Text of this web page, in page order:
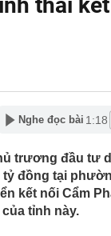
margin trong tháng 8
VN-Index có thể
Bách Hóa Xanh, An
'kho báu' gồm 1.000
bí mật - giá trị hơn
có phong thuỷ không
Nam đông nhất 7
Nghe đọc bài 1:18
trương đầu tư
đồng tại
kết nối Cẩm
tỉnh này.